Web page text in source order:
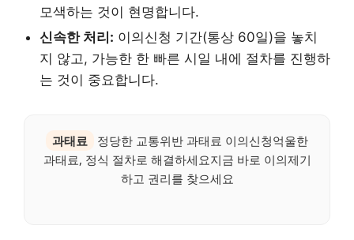
모색하는 것이 현명합니다.
신속한 처리: 이의신청 기간(통상 60일)을 놓치
지 않고, 가능한 한 빠른 시일 내에 절차를 진행하
는 것이 중요합니다.
과태료
정당한 교통위반 과태료 이의신청억울한
과태료, 정식 절차로 해결하세요지금 바로 이의제기
하고 권리를 찾으세요